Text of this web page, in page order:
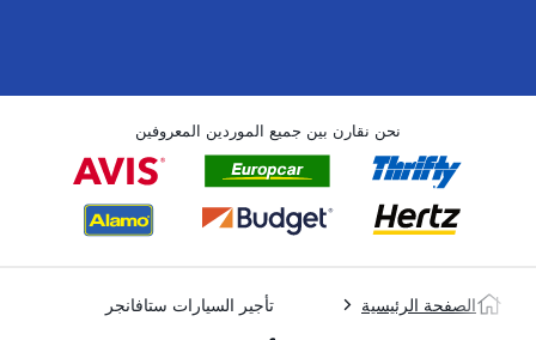
نحن نقارن بين جميع الموردين المعروفين
الصفحة الرئيسية تأجير السيارات ستافانجر